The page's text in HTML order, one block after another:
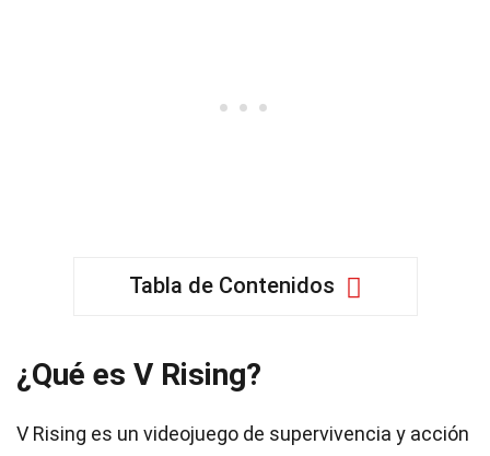
Tabla de Contenidos
¿Qué es V Rising?
V Rising es un videojuego de supervivencia y acción